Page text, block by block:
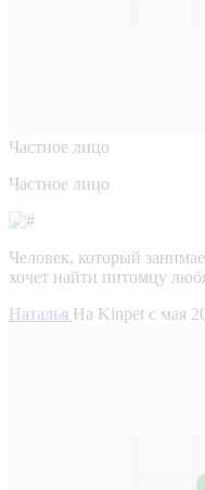
Частное лицо
Частное лицо
Человек, который
хочет найти питомцу
Наталья На Kinpet c мая